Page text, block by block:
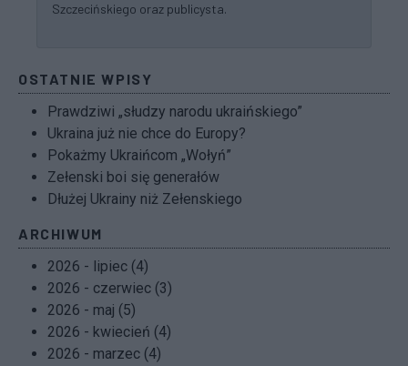
Szczecińskiego oraz publicysta.
OSTATNIE WPISY
Prawdziwi „słudzy narodu ukraińskiego”
Ukraina już nie chce do Europy?
Pokażmy Ukraińcom „Wołyń”
Zełenski boi się generałów
Dłużej Ukrainy niż Zełenskiego
ARCHIWUM
2026 - lipiec (4)
2026 - czerwiec (3)
2026 - maj (5)
2026 - kwiecień (4)
2026 - marzec (4)